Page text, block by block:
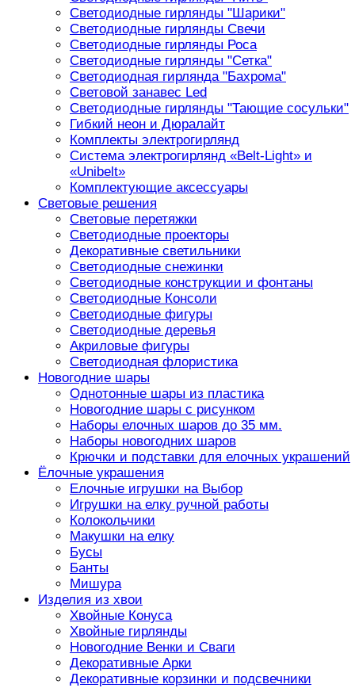
Светодиодные гирлянды "Шарики"
Светодиодные гирлянды Свечи
Светодиодные гирлянды Роса
Светодиодные гирлянды "Сетка"
Светодиодная гирлянда "Бахрома"
Световой занавес Led
Светодиодные гирлянды "Тающие сосульки"
Гибкий неон и Дюралайт
Комплекты электрогирлянд
Система электрогирлянд «Belt-Light» и
«Unibelt»
Комплектующие аксессуары
Световые решения
Световые перетяжки
Светодиодные проекторы
Декоративные светильники
Светодиодные снежинки
Светодиодные конструкции и фонтаны
Светодиодные Консоли
Светодиодные фигуры
Светодиодные деревья
Акриловые фигуры
Светодиодная флористика
Новогодние шары
Однотонные шары из пластика
Новогодние шары с рисунком
Наборы елочных шаров до 35 мм.
Наборы новогодних шаров
Крючки и подставки для елочных украшений
Ёлочные украшения
Елочные игрушки на Выбор
Игрушки на елку ручной работы
Колокольчики
Макушки на елку
Бусы
Банты
Мишура
Изделия из хвои
Хвойные Конуса
Хвойные гирлянды
Новогодние Венки и Сваги
Декоративные Арки
Декоративные корзинки и подсвечники